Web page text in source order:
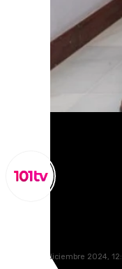
sábado, 14 diciembre 2024,